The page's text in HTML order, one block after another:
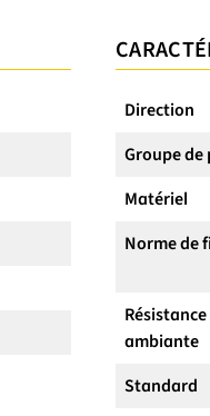
Direction
Groupe
Matériel
Norme de
ambiante
Standard